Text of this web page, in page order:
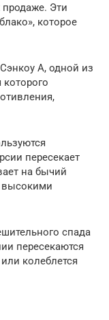
продаже. Эти
которое
А, одной из
пересекает
на бычий
высокими
спада
пересекаются
колеблется